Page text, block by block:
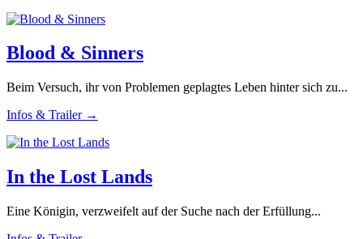
Blood & Sinners
Beim Versuch, ihr von Problemen geplagtes Leben hinter sich zu...
Infos & Trailer →
In the Lost Lands
Eine Königin, verzweifelt auf der Suche nach der Erfüllung...